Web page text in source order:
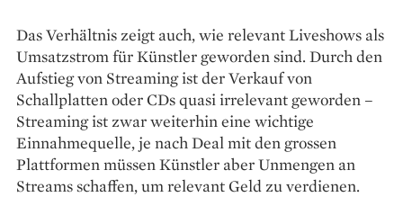
Das Verhältnis zeigt auch, wie relevant Liveshows als
Umsatzstrom für Künstler geworden sind. Durch den
Aufstieg von Streaming ist der Verkauf von
Schallplatten oder CDs quasi irrelevant geworden –
Streaming ist zwar weiterhin eine wichtige
Einnahmequelle, je nach Deal mit den grossen
Plattformen müssen Künstler aber Unmengen an
Streams schaffen, um relevant Geld zu verdienen.